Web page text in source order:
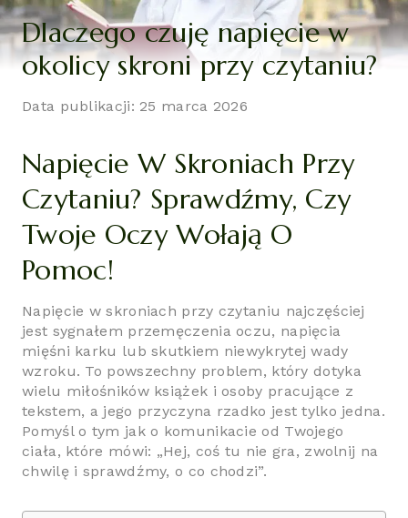
Dlaczego czuję napięcie w
okolicy skroni przy czytaniu?
Data publikacji: 25 marca 2026
Napięcie W Skroniach Przy
Czytaniu? Sprawdźmy, Czy
Twoje Oczy Wołają O
Pomoc!
Napięcie w skroniach przy czytaniu najczęściej
jest sygnałem przemęczenia oczu, napięcia
mięśni karku lub skutkiem niewykrytej wady
wzroku. To powszechny problem, który dotyka
wielu miłośników książek i osoby pracujące z
tekstem, a jego przyczyna rzadko jest tylko jedna.
Pomyśl o tym jak o komunikacie od Twojego
ciała, które mówi: „Hej, coś tu nie gra, zwolnij na
chwilę i sprawdźmy, o co chodzi”.